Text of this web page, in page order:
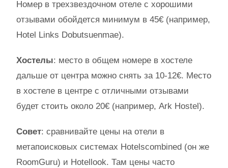
Номер в трехзвездочном отеле с хорошими
отзывами обойдется минимум в 45€ (например,
Hotel Links Dobutsuenmae).
Хостелы: место в общем номере в хостеле
дальше от центра можно снять за 10-12€. Место
в хостеле в центре с отличными отзывами
будет стоить около 20€ (например, Ark Hostel).
Совет: сравнивайте цены на отели в
метапоисковых системах Hotelscombined (он же
RoomGuru) и Hotellook. Там цены часто